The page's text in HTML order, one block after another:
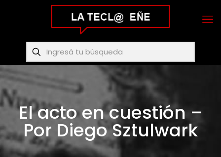
El acto en cuestión –
Por Diego Sztulwark